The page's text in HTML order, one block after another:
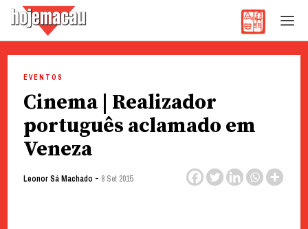
content
EVENTOS
Cinema | Realizador
português aclamado em
Veneza
Leonor Sá Machado - 8 Set 2015